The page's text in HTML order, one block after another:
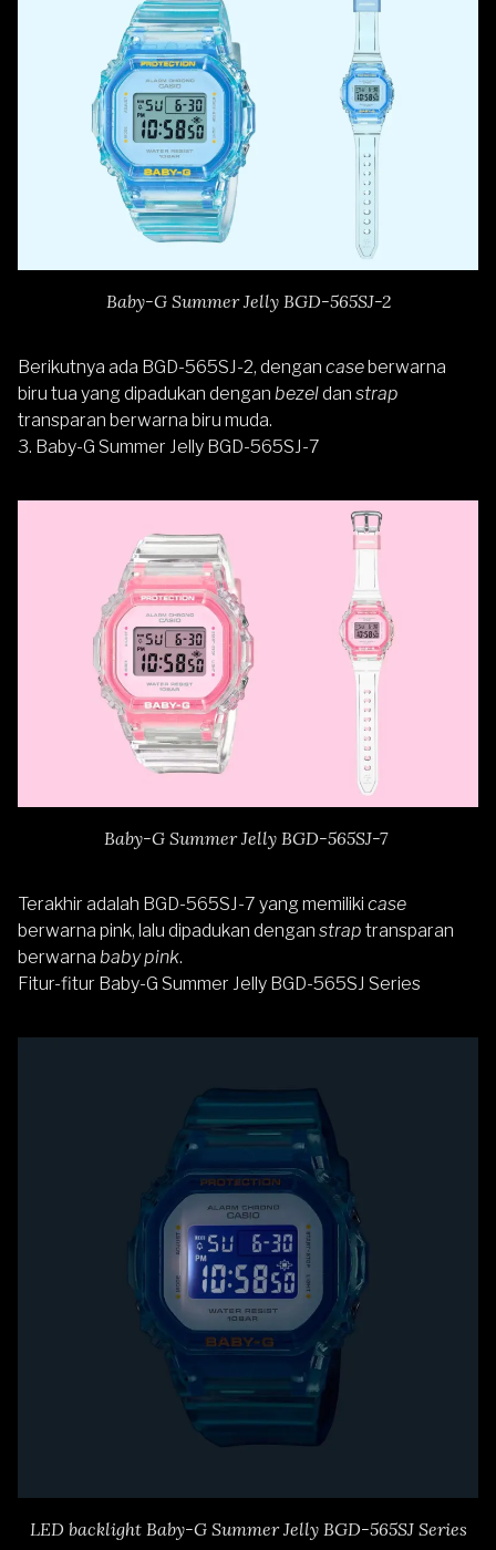
Baby-G Summer Jelly BGD-565SJ-2
Berikutnya ada BGD-565SJ-2, dengan caseberwarna
biru tua yang dipadukan dengan bezeldan strap
transparan berwarna biru muda.
3. Baby-G Summer Jelly BGD-565SJ-7
Baby-G Summer Jelly BGD-565SJ-7
Terakhir adalah BGD-565SJ-7 yang memiliki case
berwarna pink, lalu dipadukan dengan strap transparan
berwarna baby pink.
Fitur-fitur Baby-G Summer Jelly BGD-565SJ Series
LED backlight Baby-G Summer Jelly BGD-565SJ Series